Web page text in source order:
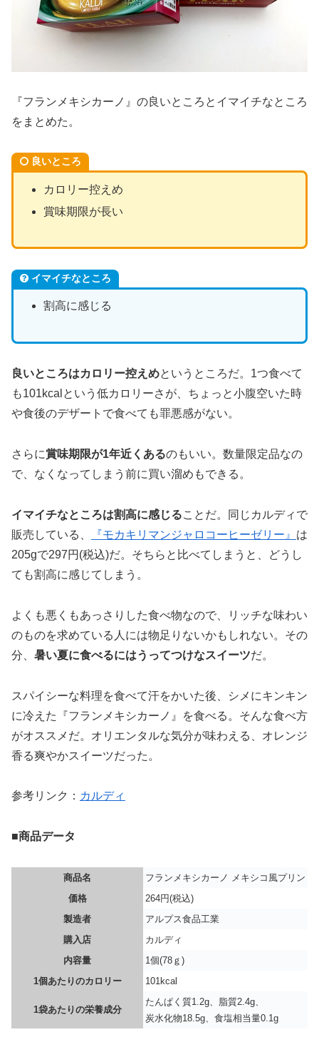
『フランメキシカーノ』の良いところとイマイチなところ
をまとめた。
良いところ
カロリー控えめ
賞味期限が長い
イマイチなところ
割高に感じる
良いところはカロリー控えめというところだ。1つ食べて
も101kcalという低カロリーさが、ちょっと小腹空いた時
や食後のデザートで食べても罪悪感がない。
さらに賞味期限が1年近くあるのもいい。数量限定品なの
で、なくなってしまう前に買い溜めもできる。
イマイチなところは割高に感じることだ。同じカルディで
販売している、
『モカキリマンジャロコーヒーゼリー』 は
205gで297円(税込)だ。そちらと比べてしまうと、どうし
ても割高に感じてしまう。
よくも悪くもあっさりした食べ物なので、リッチな味わい
のものを求めている人には物足りないかもしれない。その
分、 暑い夏に食べるにはうってつけなスイーツだ。
スパイシーな料理を食べて汗をかいた後、シメにキンキン
に冷えた『フランメキシカーノ』を食べる。そんな食べ方
がオススメだ。オリエンタルな気分が味わえる、オレンジ
香る爽やかスイーツだった。
参考リンク： カルディ
■商品データ
商品名
フランメキシカーノ メキシコ風プリン
価格
264円(税込)
製造者
アルプス食品工業
購入店
カルディ
内容量
1個(78ｇ)
1個あたりのカロリー
101kcal
1袋あたりの栄養成分
たんぱく質1.2g、脂質2.4g、
炭水化物18.5g、食塩相当量0.1g